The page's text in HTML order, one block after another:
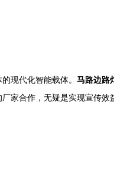
现代化智能载体。 马路边路
家合作，无疑是实现宣传效